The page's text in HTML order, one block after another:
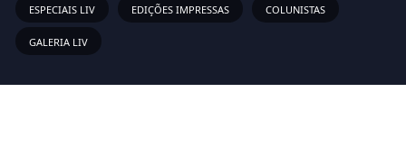
ESPECIAIS LIV EDIÇÕES IMPRESSAS COLUNISTAS
GALERIA LIV